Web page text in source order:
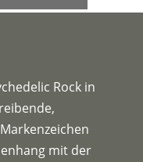
Rock in
mit der